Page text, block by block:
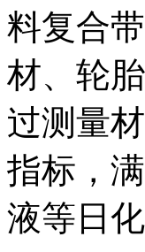
料复合
材、轮
过测量
指标，
液等日